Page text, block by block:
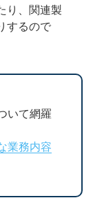
り、関連製
するので
いて網羅
業務内容